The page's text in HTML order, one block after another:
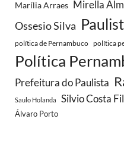
Marília Arraes Mirella
Ossesio Silva
política de Pernambuco política
Política
Prefeitura do Paulista
Saulo Holanda Silvio Costa
Álvaro Porto